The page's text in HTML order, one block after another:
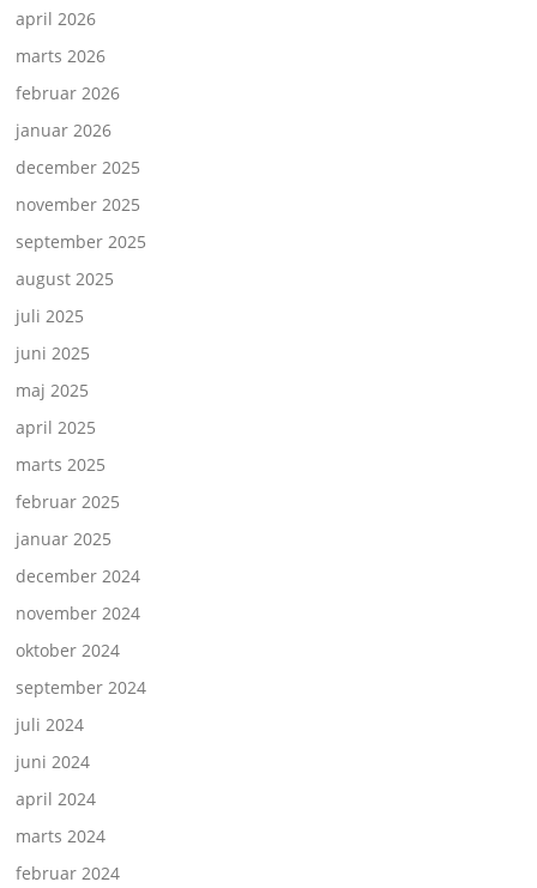
april 2026
marts 2026
februar 2026
januar 2026
december 2025
november 2025
september 2025
august 2025
juli 2025
juni 2025
maj 2025
april 2025
marts 2025
februar 2025
januar 2025
december 2024
november 2024
oktober 2024
september 2024
juli 2024
juni 2024
april 2024
marts 2024
februar 2024